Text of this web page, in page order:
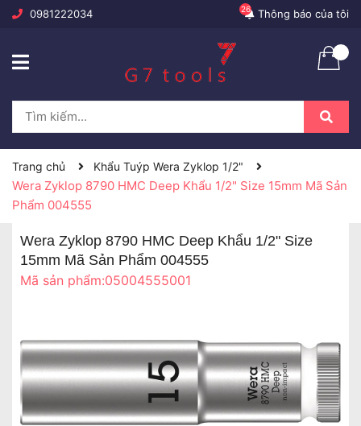
0981222034 Thông báo của tôi
26
Trang chủ Khẩu Tuýp Wera Zyklop 1/2"
Wera Zyklop 8790 HMC Deep Khẩu 1/2" Size 15mm Mã Sản
Phẩm 004555
Wera Zyklop 8790 HMC Deep Khẩu 1/2" Size
15mm Mã Sản Phẩm 004555
Mã sản phẩm:05004555001